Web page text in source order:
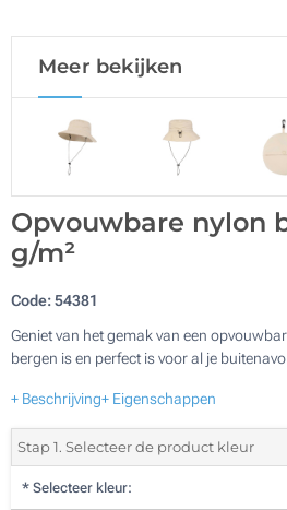
Meer bekijken
Opvouwbare nylon
g/m²
Code:54381
Geniet van het gemak van een
bergen is en perfect is voor al je
+ Beschrijving+ Eigenschappen
Stap 1. Selecteer de product kleur
* Selecteer kleur: